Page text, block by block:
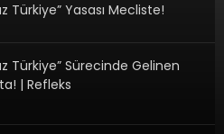
Türkiye” Yasası Mecliste!
Türkiye” Sürecinde Gelinen
| Refleks